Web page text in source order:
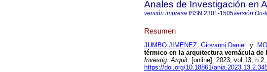
Anales de Investigación en
versión impresa ISSN 2301-1505versión On-
Resumen
JUMBO JIMENEZ, Giovanni Daniel y
térmico en la arquitectura vernácula
Investig. Arquit. [online]. 2023, vol.13,
https://doi.org/10.18861/